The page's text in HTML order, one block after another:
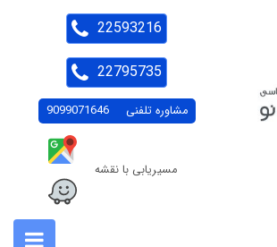
مشاوره تلفنی 9099071646
مسیریابی با نقشه
22593216
22795735